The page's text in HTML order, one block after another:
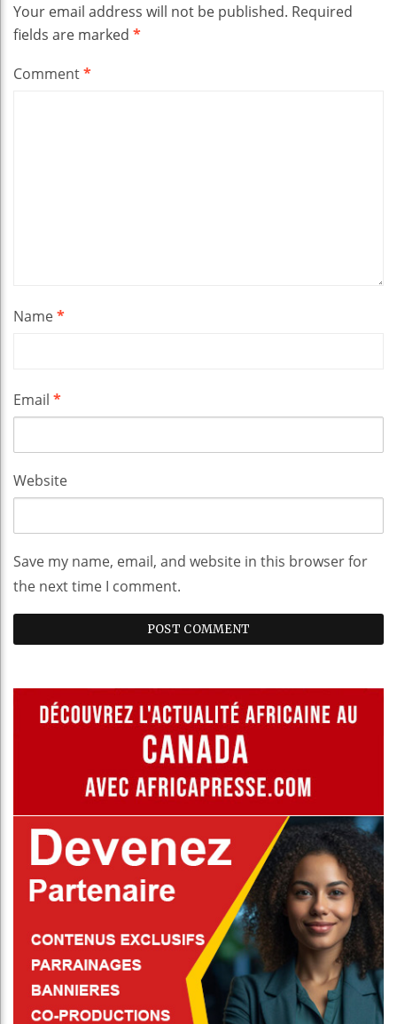
Your email address will not be published. Required
fields are marked *
Comment*
Name*
Email *
Website
Save my name, email, and website in this browser for
the next time I comment.